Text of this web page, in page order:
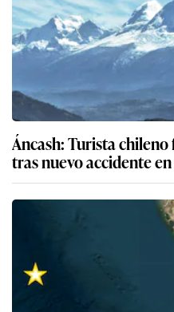
Áncash: Turista
tras nuevo accidente